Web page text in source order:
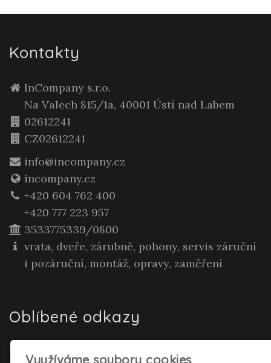
Kontakty
InCompany s.r.o.
Na Valech 815/1a, 40001 Ústí nad Labem
02612241
CZ02612241
info@incompany.cz
incompany.cz
+420 604 762 400
+420 777 223 957
3533775339/0800
vrata, dveře, zárubně, pohony, servis záruční
i pozáruční, montáž, opravy, zaměření
Oblíbené odkazy
Realitní makléř Gepard Renata Polívková
Využíváme soubory cookies